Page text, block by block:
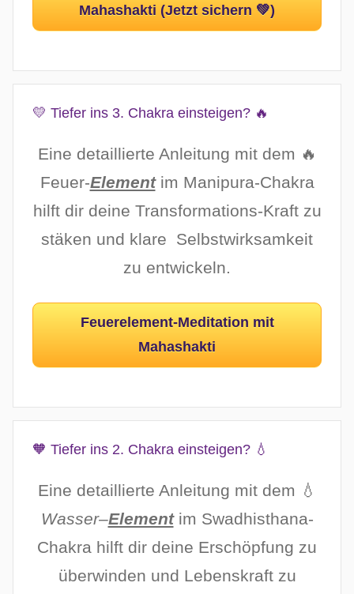
Mahashakti (Jetzt sichern 💚)
💛 Tiefer ins 3. Chakra einsteigen? 🔥
Eine detaillierte Anleitung mit dem 🔥
Feuer-Elementim Manipura-Chakra
hilft dir deine Transformations-Kraft zu
stäken und klare Selbstwirksamkeit
zu entwickeln.
Feuerelement-Meditation mit
Mahashakti
🧡 Tiefer ins 2. Chakra einsteigen? 💧
Eine detaillierte Anleitung mit dem 💧
Wasser–Elementim Swadhisthana-
Chakra hilft dir deine Erschöpfung zu
überwinden und Lebenskraft zu